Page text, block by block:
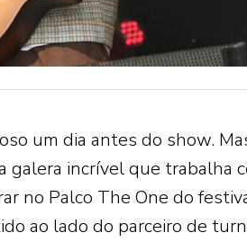
um dia antes do show.
incrível que trabalha
no Palco The One do
ao lado do parceiro de